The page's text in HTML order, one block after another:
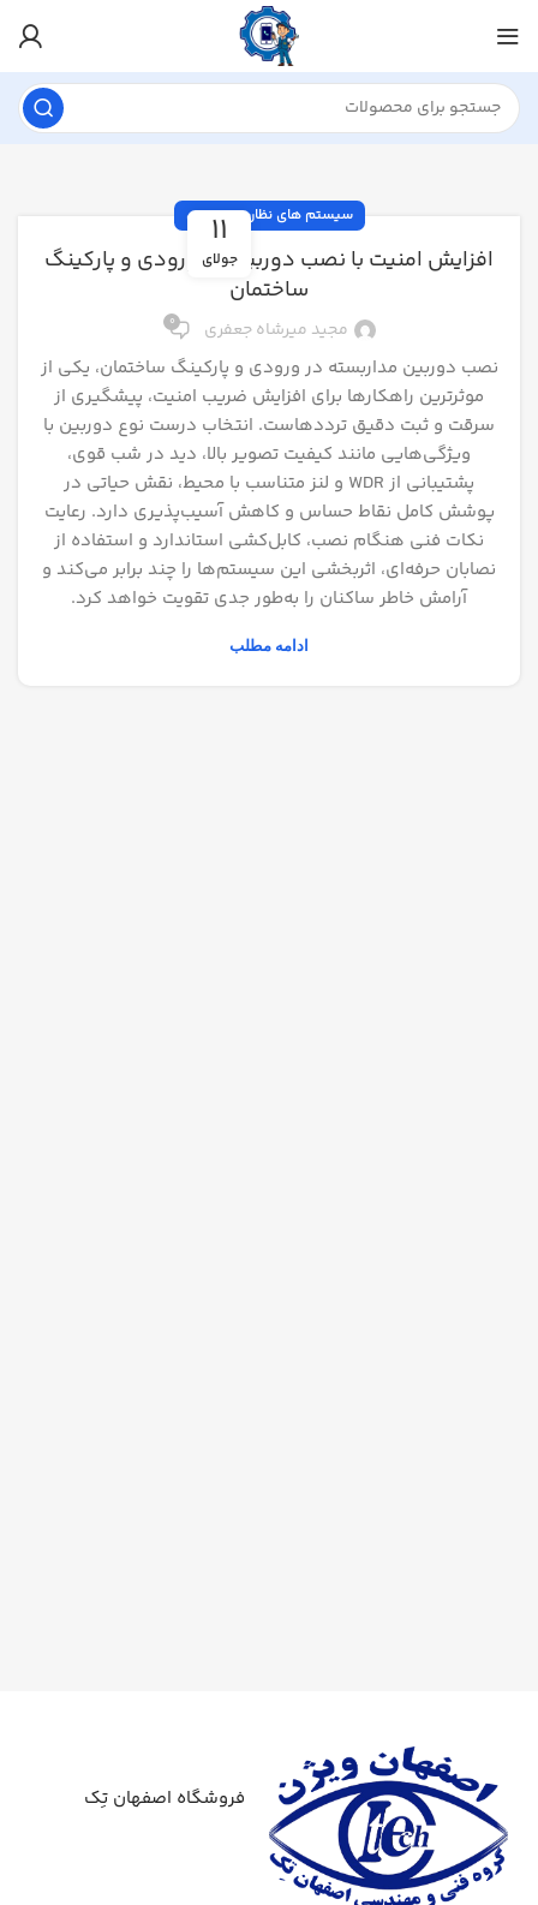
11
جولای
سیستم های نظارت تصویری
افزایش امنیت با نصب دوربین در ورودی و پارکینگ
ساختمان
مجید میرشاه جعفری 0
نصب دوربین مداربسته در ورودی و پارکینگ ساختمان، یکی از
موثرترین راهکارها برای افزایش ضریب امنیت، پیشگیری از
سرقت و ثبت دقیق ترددهاست. انتخاب درست نوع دوربین با
ویژگی‌هایی مانند کیفیت تصویر بالا، دید در شب قوی،
پشتیبانی از WDR و لنز متناسب با محیط، نقش حیاتی در
پوشش کامل نقاط حساس و کاهش آسیب‌پذیری دارد. رعایت
نکات فنی هنگام نصب، کابل‌کشی استاندارد و استفاده از
نصابان حرفه‌ای، اثربخشی این سیستم‌ها را چند برابر می‌کند و
آرامش خاطر ساکنان را به‌طور جدی تقویت خواهد کرد.
ادامه مطلب
فروشگاه اصفهان تِک